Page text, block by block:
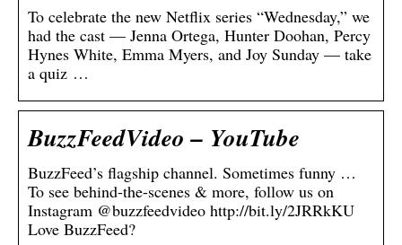
To celebrate the new Netflix series “Wednesday,” we
had the cast — Jenna Ortega, Hunter Doohan, Percy
Hynes White, Emma Myers, and Joy Sunday — take
a quiz …
BuzzFeedVideo – YouTube
BuzzFeed’s flagship channel. Sometimes funny …
To see behind-the-scenes & more, follow us on
Instagram @buzzfeedvideo http://bit.ly/2JRRkKU
Love BuzzFeed?